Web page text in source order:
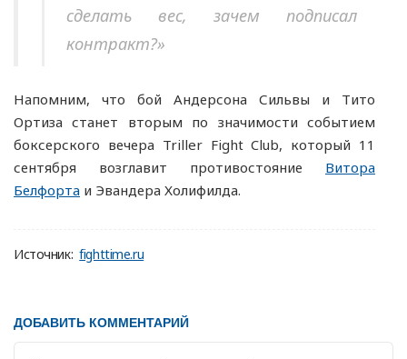
сделать вес, зачем подписал
контракт?»
Напомним, что бой Андерсона Сильвы и Тито
Ортиза станет вторым по значимости событием
боксерского вечера Triller Fight Club, который 11
сентября возглавит противостояние Витора
Белфорта и Эвандера Холифилда.
Источник: fighttime.ru
ДОБАВИТЬ КОММЕНТАРИЙ